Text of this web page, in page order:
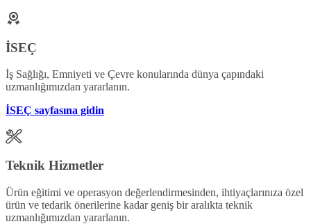
İSEÇ
İş Sağlığı, Emniyeti ve Çevre konularında dünya çapındaki
uzmanlığımızdan yararlanın.
İSEÇ sayfasına gidin
Teknik Hizmetler
Ürün eğitimi ve operasyon değerlendirmesinden, ihtiyaçlarınıza özel
ürün ve tedarik önerilerine kadar geniş bir aralıkta teknik
uzmanlığımızdan yararlanın.